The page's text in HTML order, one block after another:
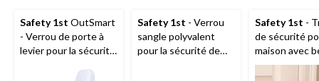
Safety 1st
- Verrou de porte à
levier pour la sécurité
Safety 1st - Verrou
sangle polyvalent
pour la sécurité de
Safety 1st -
de sécurité
maison avec
pcs